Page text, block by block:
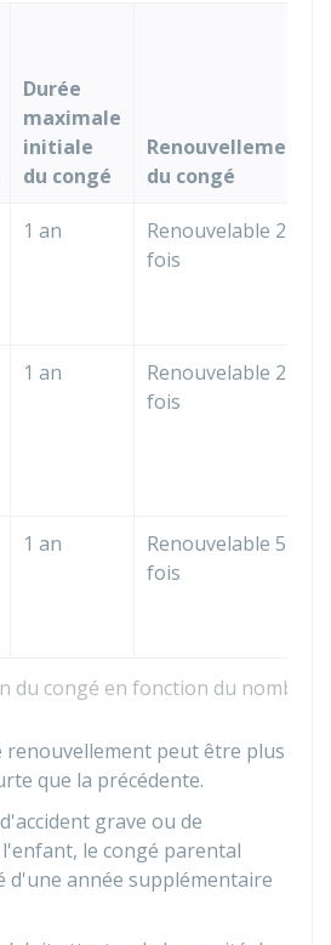
du congé en fonction du nombre
Durée
maximale
initiale
du congé
Renouvellement
du congé
1 an
Renouvelable 2
fois
1 an
Renouvelable 2
fois
1 an
Renouvelable 5
fois
renouvellement peut être plus
que la précédente.
grave ou de
le congé parental
année supplémentaire